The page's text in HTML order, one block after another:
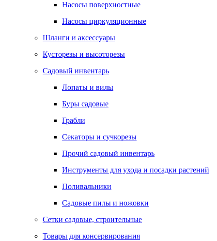
Насосы поверхностные
Насосы циркуляционные
Шланги и аксессуары
Кусторезы и высоторезы
Садовый инвентарь
Лопаты и вилы
Буры садовые
Грабли
Секаторы и сучкорезы
Прочий садовый инвентарь
Инструменты для ухода и посадки растений
Поливальники
Садовые пилы и ножовки
Сетки садовые, строительные
Товары для консервирования